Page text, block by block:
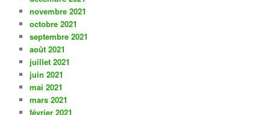
novembre 2021
octobre 2021
septembre 2021
août 2021
juillet 2021
juin 2021
mai 2021
mars 2021
février 2021